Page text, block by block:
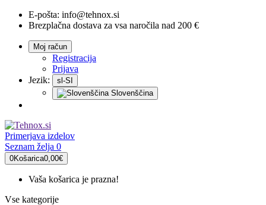
E-pošta: info@tehnox.si
Brezplačna dostava za vsa naročila nad 200 €
Moj račun
Registracija
Prijava
Jezik:
sl-SI
Slovenščina
Primerjava izdelov
Seznam želja 0
0Košarica0,00€
Vaša košarica je prazna!
Vse kategorije